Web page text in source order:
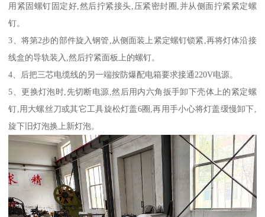
用紧固螺钉固定好,然后拧紧接头,压紧密封圈,并从侧面拧紧紧定螺
钉。
3、将第2步的部件旋入钢管,从侧面装上紧定螺钉锁紧,再将灯体沿接
线盒的导轨装入,然后拧紧面板上的螺钉。
4、后把三芯电缆线的另一端按防爆配电箱要求接通220V电源。
5、更换灯泡时,先切断电源,然后用内六角扳手卸下壳体上的紧定螺
钉,用大螺丝刀或其它工具旋松灯盖6圈,再用手小心将灯盖缓慢卸下,
旋下旧灯泡换上新灯泡。